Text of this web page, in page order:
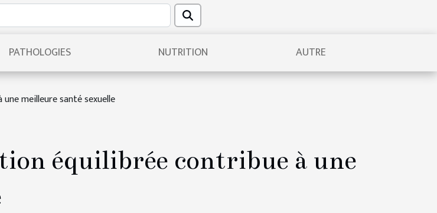
PATHOLOGIES NUTRITION AUTRE
meilleure santé sexuelle
équilibrée contribue à une